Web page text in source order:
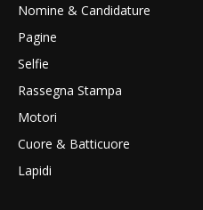
Nomine & Candidature
Pagine
Selfie
Rassegna Stampa
Motori
Cuore & Batticuore
Lapidi